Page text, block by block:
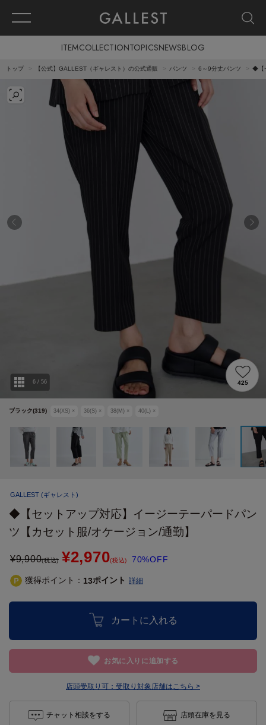
ITEMCOLLECTIONTOPICSNEWSBLOG
トップ 【公式】GALLEST（ギャレスト）の公式通販 パンツ 6～9分丈パンツ ◆【
ブラック(319) 34(XS) × 36(S) × 38(M) × 40(L) ×
6 / 56 425
GALLEST (ギャレスト)
◆【セットアップ対応】イージーテーパードパン
ツ【カセット服/オケージョン/通勤】
¥9,900(税込) ¥2,970(税込) 70%OFF
獲得ポイント： 13ポイント 詳細
カートに入れる
お気に入りに追加する
店頭受取り可： 受取り対象店舗はこちら >
チャット相談をする 店頭在庫を見る